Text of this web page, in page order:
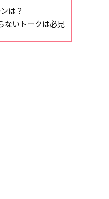
は？
ないトークは必見